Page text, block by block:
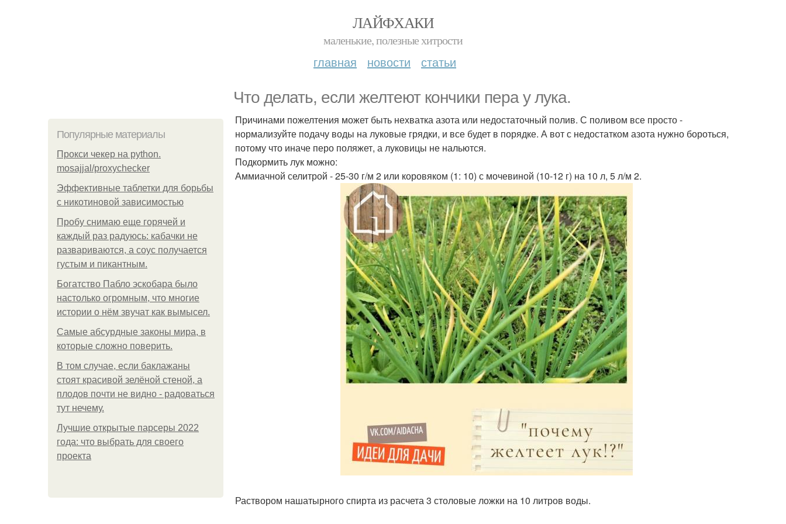
ЛАЙФХАКИ
маленькие, полезные хитрости
главная новости статьи
Что делать, если желтеют кончики пера у лука.
Популярные материалы
Прокси чекер на python.
mosajjal/proxychecker
Эффективные таблетки для борьбы
с никотиновой зависимостью
Пробу снимаю еще горячей и
каждый раз радуюсь: кабачки не
развариваются, а соус получается
густым и пикантным.
Богатство Пабло эскобара было
настолько огромным, что многие
истории о нём звучат как вымысел.
Самые абсурдные законы мира, в
которые сложно поверить.
В том случае, если баклажаны
стоят красивой зелёной стеной, а
плодов почти не видно - радоваться
тут нечему.
Лучшие открытые парсеры 2022
года: что выбрать для своего
проекта
Причинами пожелтения может быть нехватка азота или недостаточный полив. С поливом все просто -
нормализуйте подачу воды на луковые грядки, и все будет в порядке. А вот с недостатком азота нужно бороться,
потому что иначе перо поляжет, а луковицы не нальются.
Подкормить лук можно:
Аммиачной селитрой - 25-30 г/м 2 или коровяком (1: 10) с мочевиной (10-12 г) на 10 л, 5 л/м 2.
Раствором нашатырного спирта из расчета 3 столовые ложки на 10 литров воды.